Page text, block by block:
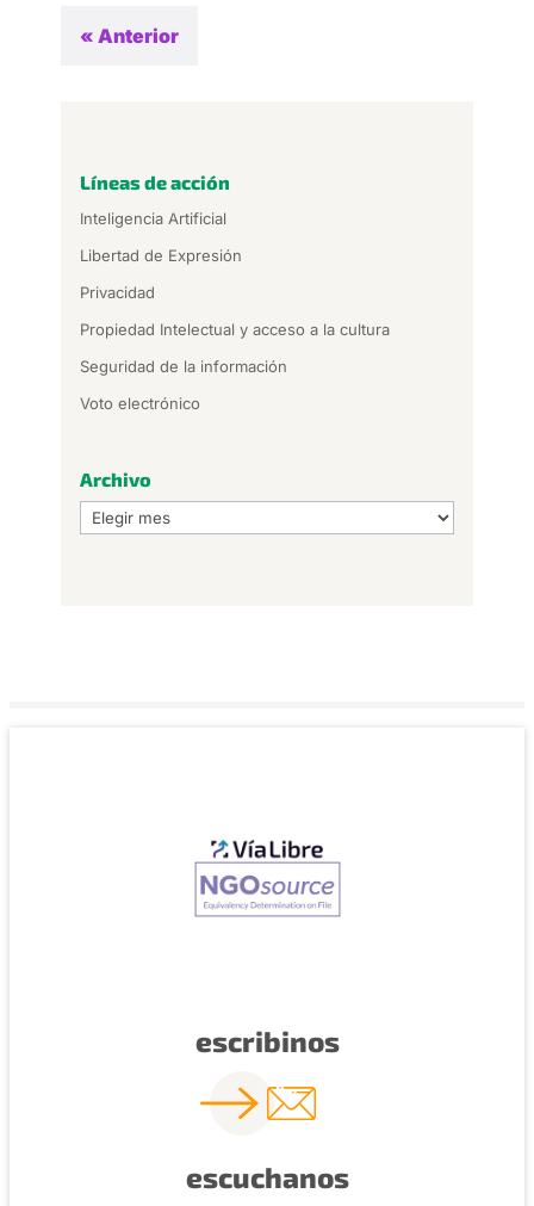
« Anterior
Líneas de acción
Inteligencia Artificial
Libertad de Expresión
Privacidad
Propiedad Intelectual y acceso a la cultura
Seguridad de la información
Voto electrónico
Archivo
Archivo
escribinos
escuchanos